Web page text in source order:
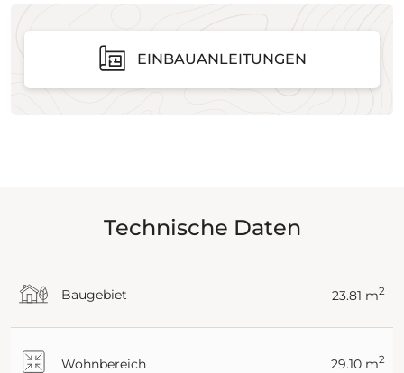
EINBAUANLEITUNGEN
Technische Daten
Baugebiet 23.81 m2
Wohnbereich 29.10 m2